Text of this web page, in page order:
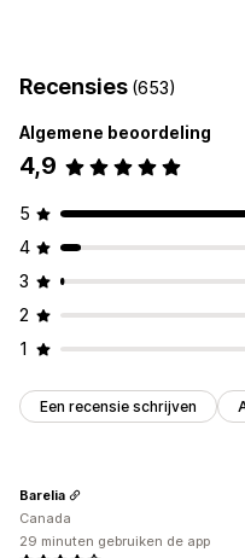
Animaties Achtergronden
Aangepaste tekst
Mobiel responsief
Pictogrampositie
Automatische
Productpagina's
Recensies (653)
Algemene beoordeling
4,9
5
4
3
2
1
Een recensie schrijven
Barelia
Canada
29 minuten gebruiken de app